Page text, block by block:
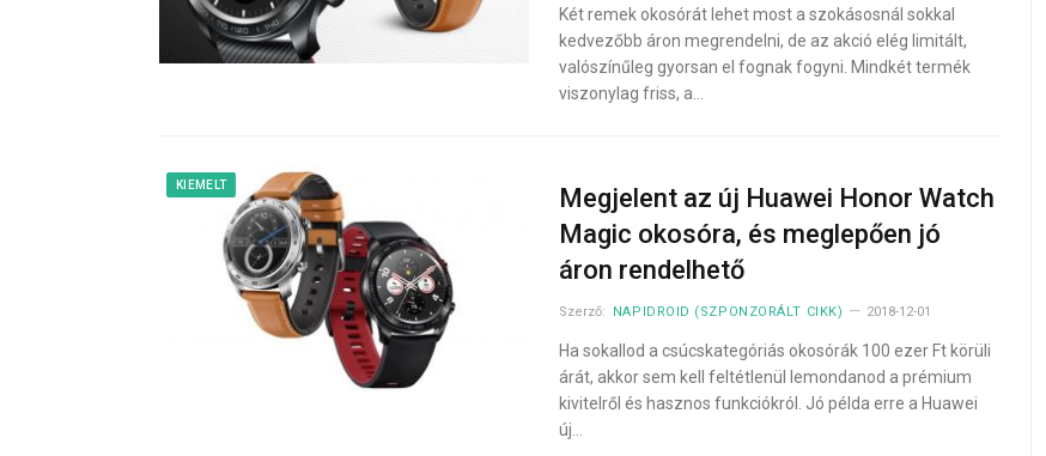
Két remek okosórát lehet most a szokásosnál sokkal
kedvezőbb áron megrendelni, de az akció elég limitált,
valószínűleg gyorsan el fognak fogyni. Mindkét termék
viszonylag friss, a…
KIEMELT
Megjelent az új Huawei Honor Watch
Magic okosóra, és meglepően jó
áron rendelhető
Szerző: NAPIDROID (SZPONZORÁLT CIKK) 2018-12-01
Ha sokallod a csúcskategóriás okosórák 100 ezer Ft körüli
árát, akkor sem kell feltétlenül lemondanod a prémium
kivitelről és hasznos funkciókról. Jó példa erre a Huawei
új…